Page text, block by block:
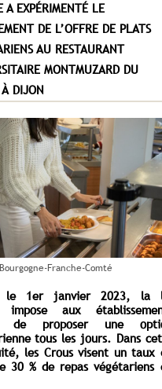
A EXPÉRIMENTÉ LE
DE L’OFFRE DE PLATS
AU RESTAURANT
MONTMUZARD DU
DIJON
Franche-Comté
le 1er janvier 2023, la
impose aux
de proposer une
tous les jours. Dans
les Crous visent un taux
30 % de repas végétariens